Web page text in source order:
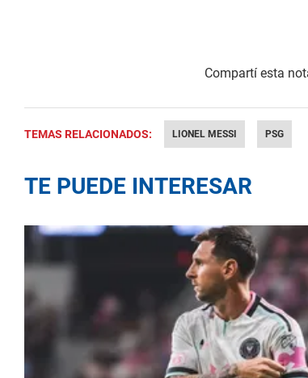
TEMAS RELACIONADOS: LIONEL MESSI PSG
TE PUEDE INTERESAR